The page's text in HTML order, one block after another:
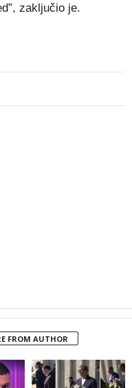
zaključio je.
FROM AUTHOR